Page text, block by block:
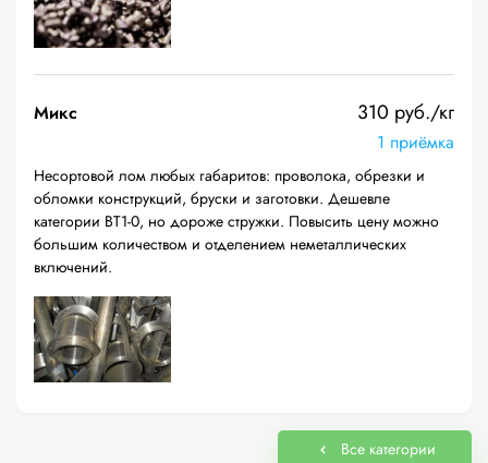
Микс 310 руб./кг
1 приёмка
Несортовой лом любых габаритов: проволока, обрезки и
обломки конструкций, бруски и заготовки. Дешевле
категории ВТ1-0, но дороже стружки. Повысить цену можно
большим количеством и отделением неметаллических
включений.
Все категории